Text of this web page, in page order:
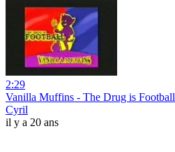
2:29
Vanilla Muffins - The Drug is Football
Cyril
il y a 20 ans